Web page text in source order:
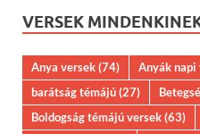
VERSEK
Anya versek(74) Anyák napi
barátság témájú(27)
Boldogság témájú versek(63)